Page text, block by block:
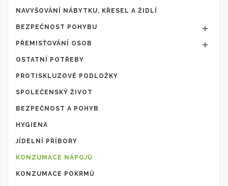
NAVYŠOVÁNÍ NÁBYTKU, KŘESEL A ŽIDLÍ
BEZPEČNOST POHYBU
PŘEMISŤOVÁNÍ OSOB
OSTATNÍ POTŘEBY
PROTISKLUZOVÉ PODLOŽKY
SPOLEČENSKÝ ŽIVOT
BEZPEČNOST A POHYB
HYGIENA
JÍDELNÍ PŘÍBORY
KONZUMACE NÁPOJŮ
KONZUMACE POKRMŮ